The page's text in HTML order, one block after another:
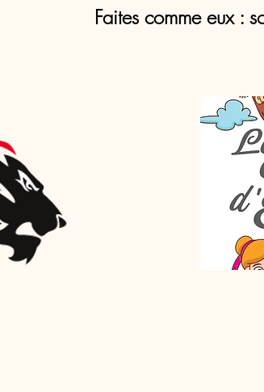
Faites comme eux :